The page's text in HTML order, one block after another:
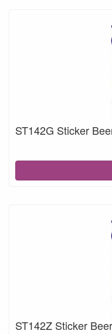
ST142G Sticker
ST142Z Sticker